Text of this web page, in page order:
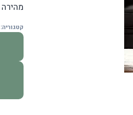
מהירה
קטגוריה: